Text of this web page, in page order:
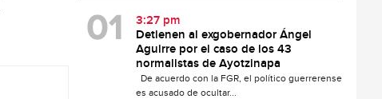
3:27 pm
Detienen al exgobernador Ángel
Aguirre por el caso de los 43
normalistas de Ayotzinapa
De acuerdo con la FGR, el político guerrerense
es acusado de ocultar...